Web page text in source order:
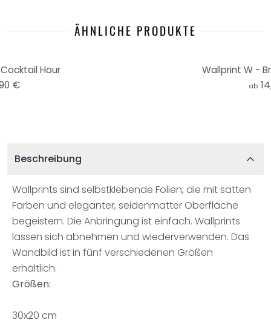
ÄHNLICHE PRODUKTE
Hour
€
Wallprint W -
ab
Beschreibung
Wallprints sind selbstklebende Folien, die mit satten
Farben und eleganter, seidenmatter Oberfläche
begeistern. Die Anbringung ist einfach. Wallprints
lassen sich abnehmen und wiederverwenden. Das
Wandbild ist in fünf verschiedenen Größen
erhältlich.
Größen:
30x20 cm